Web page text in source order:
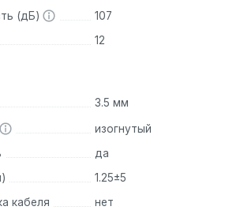
от ваших потребностей.
драйвером и динамическим драйвером.
аналогичные модели других
(дБ)
107
12
3.5 мм
изогнутый
да
1.25±5
кабеля
нет